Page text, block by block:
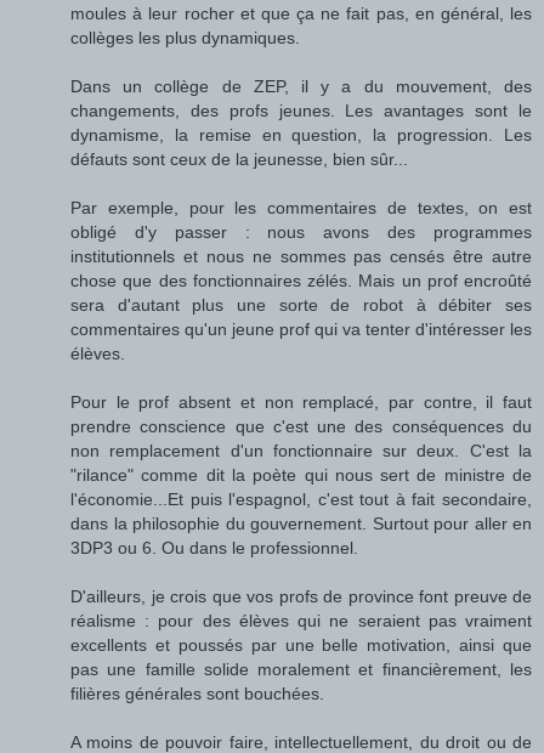
moules à leur rocher et que ça ne fait pas, en général, les
collèges les plus dynamiques.
Dans un collège de ZEP, il y a du mouvement, des
changements, des profs jeunes. Les avantages sont le
dynamisme, la remise en question, la progression. Les
défauts sont ceux de la jeunesse, bien sûr...
Par exemple, pour les commentaires de textes, on est
obligé d'y passer : nous avons des programmes
institutionnels et nous ne sommes pas censés être autre
chose que des fonctionnaires zélés. Mais un prof encroûté
sera d'autant plus une sorte de robot à débiter ses
commentaires qu'un jeune prof qui va tenter d'intéresser les
élèves.
Pour le prof absent et non remplacé, par contre, il faut
prendre conscience que c'est une des conséquences du
non remplacement d'un fonctionnaire sur deux. C'est la
"rilance" comme dit la poète qui nous sert de ministre de
l'économie...Et puis l'espagnol, c'est tout à fait secondaire,
dans la philosophie du gouvernement. Surtout pour aller en
3DP3 ou 6. Ou dans le professionnel.
D'ailleurs, je crois que vos profs de province font preuve de
réalisme : pour des élèves qui ne seraient pas vraiment
excellents et poussés par une belle motivation, ainsi que
pas une famille solide moralement et financièrement, les
filières générales sont bouchées.
A moins de pouvoir faire, intellectuellement, du droit ou de